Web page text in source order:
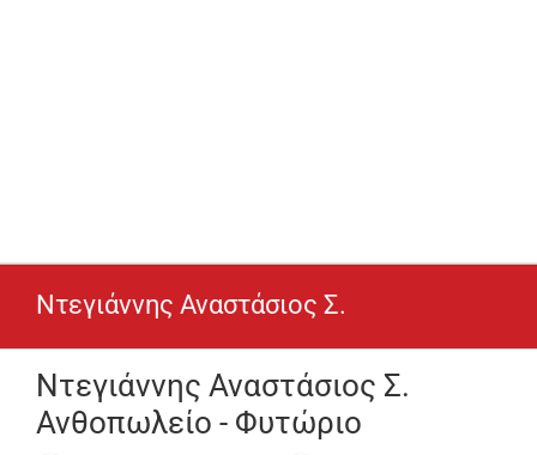
Ντεγιάννης Αναστάσιος Σ.
Ντεγιάννης Αναστάσιος Σ.
Ανθοπωλείο - Φυτώριο